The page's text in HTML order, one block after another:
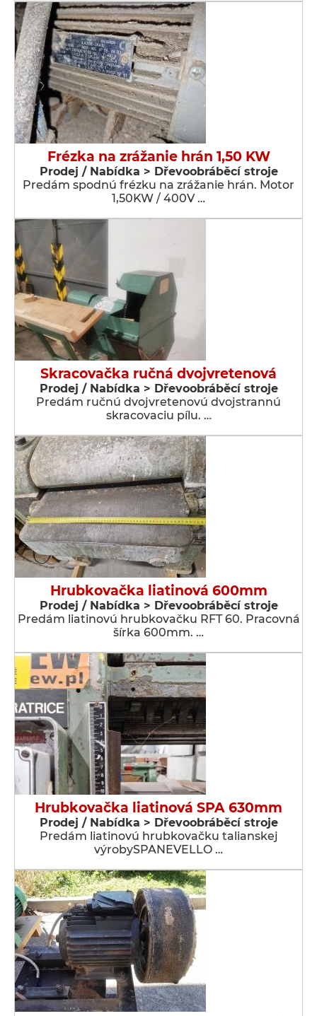
Frézka na zrážanie hrán 1,50 KW
Prodej / Nabídka > Dřevoobráběcí stroje
Predám spodnú frézku na zrážanie hrán. Motor
1,50KW / 400V …
Skracovačka ručná dvojvretenová
Prodej / Nabídka > Dřevoobráběcí stroje
Predám ručnú dvojvretenovú dvojstrannú
skracovaciu pílu. …
Hrubkovačka liatinová 600mm
Prodej / Nabídka > Dřevoobráběcí stroje
Predám liatinovú hrubkovačku RFT 60. Pracovná
šírka 600mm. …
Hrubkovačka liatinová SPA 630mm
Prodej / Nabídka > Dřevoobráběcí stroje
Predám liatinovú hrubkovačku talianskej
výrobySPANEVELLO …